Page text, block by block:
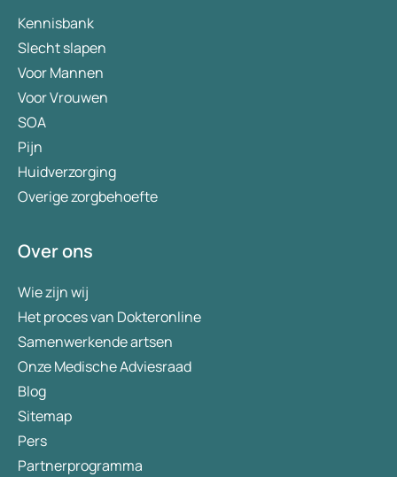
Kennisbank
Slecht slapen
Voor Mannen
Voor Vrouwen
SOA
Pijn
Huidverzorging
Overige zorgbehoefte
Over ons
Wie zijn wij
Het proces van Dokteronline
Samenwerkende artsen
Onze Medische Adviesraad
Blog
Sitemap
Pers
Partnerprogramma